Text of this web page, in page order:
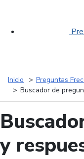
Inicio
Preguntas
Buscador de
y